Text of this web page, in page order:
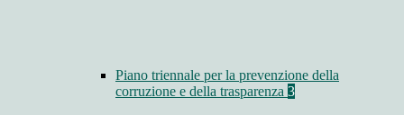
Piano triennale per la prevenzione della
corruzione e della trasparenza 3